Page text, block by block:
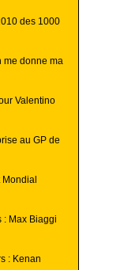
des 1000
me donne ma
Valentino
au GP de
: Max Biaggi
: Kenan